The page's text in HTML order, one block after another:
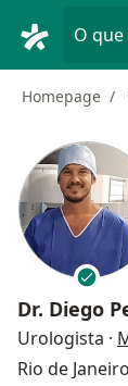
O
Homepage
Dr. Diego
Urologista ·
Rio de Janeiro